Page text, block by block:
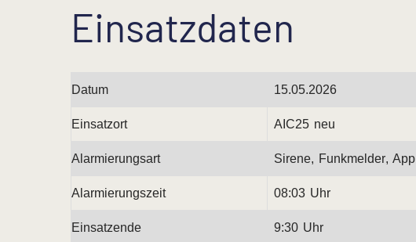
Einsatzdaten
Datum 15.05.2026
Einsatzort AIC25 neu
Alarmierungsart Sirene, Funkmelder, App
Alarmierungszeit 08:03 Uhr
Einsatzende 9:30 Uhr